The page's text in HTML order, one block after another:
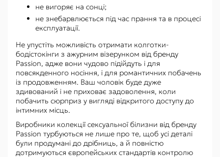
не вигоряє на сонці;
не знебарвлюється під час прання та в процесі
експлуатації.
Не упустіть можливість отримати колготки-
бодістокінги з ажурним візерунком від бренду
Passion, адже вони чудово підійдуть і для
повсякденного носіння, і для романтичних побачень
із продовженням. Ваш чоловік буде дуже
здивований і не приховає задоволення, коли
побачить сюрприз у вигляді відкритого доступу до
інтимних місць.
Виробники колекції сексуальної білизни від бренду
Passion турбуються не лише про те, щоб усі деталі
були продумані до дрібниць, а й повністю
дотримуються європейських стандартів контролю